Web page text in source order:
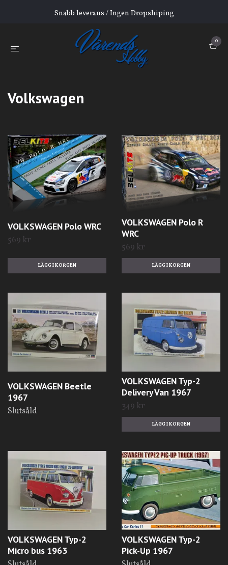
Snabb leverans / Ingen Dropshiping
0
Volkswagen
VOLKSWAGEN Polo WRC
569 kr
VOLKSWAGEN Polo R
WRC
569 kr
VOLKSWAGEN Beetle
1967
Slutsåld
VOLKSWAGEN Typ-2
Delivery Van 1967
349 kr
VOLKSWAGEN Typ-2
Micro bus 1963
VOLKSWAGEN Typ-2
Pick-Up 1967